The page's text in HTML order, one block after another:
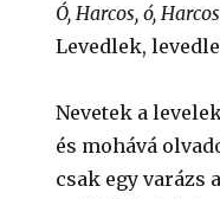
Ó, Harcos, ó,
Levedlek,
Nevetek a
és mohává
csak egy varázs